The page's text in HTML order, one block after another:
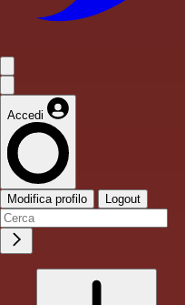
Accedi
Modifica profilo Logout